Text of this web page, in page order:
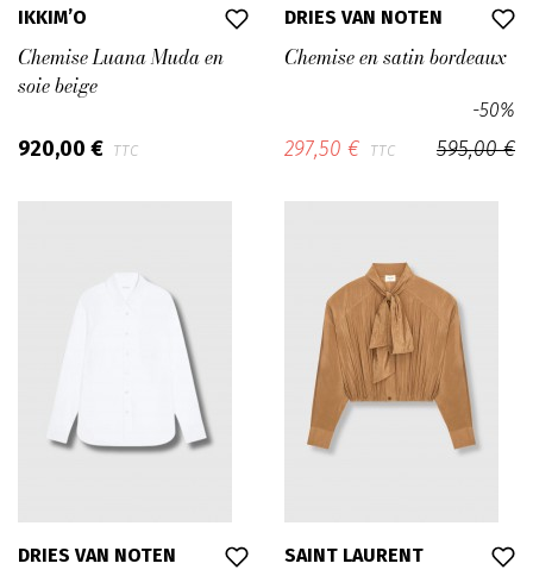
IKKIM’O
Chemise Luana Muda en
soie beige
920,00 € TTC
DRIES VAN NOTEN
Chemise en satin bordeaux
595,00 €
-50%
297,50 € TTC
DRIES VAN NOTEN SAINT LAURENT